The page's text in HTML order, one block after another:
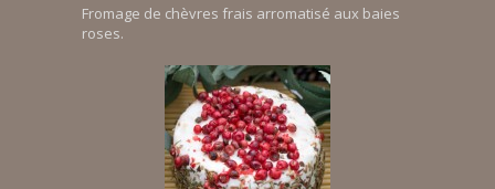
Fromage de chèvres frais arromatisé aux baies
roses.